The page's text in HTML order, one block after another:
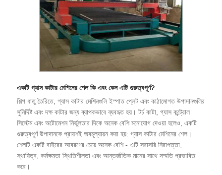
একটি গ্যাস কাটার মেশিনের শেল কি এবং কেন এটি গুরুত্বপূর্ণ?
শিল্প ধাতু তৈরিতে, গ্যাস কাটার মেশিনগুলি ইস্পাত প্লেট এবং কাঠামোগত উপাদানগুলির
সুনির্দিষ্ট এবং দক্ষ কাটার জন্য ব্যাপকভাবে ব্যবহৃত হয়। টর্চ কাটা, গ্যাস কন্ট্রোল
সিস্টেম এবং অটোমেশন নির্ভুলতার দিকে অনেক বেশি মনোযোগ দেওয়া হলেও, একটি
গুরুত্বপূর্ণ উপাদানকে প্রায়শই অবমূল্যায়ন করা হয়: গ্যাস কাটার মেশিনের শেল।
শেলটি একটি বাইরের আবরণের চেয়ে অনেক বেশি - এটি সরাসরি নিরাপত্তা,
স্থায়িত্ব, কর্মক্ষমতা স্থিতিশীলতা এবং আন্তর্জাতিক মানের সাথে সম্মতি প্রভাবিত
করে।